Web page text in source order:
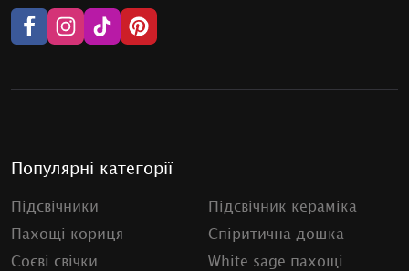
Популярні категорії
Підсвічники
Підсвічник кераміка
Пахощі кориця
Спіритична дошка
Соєві свічки
White sage пахощі